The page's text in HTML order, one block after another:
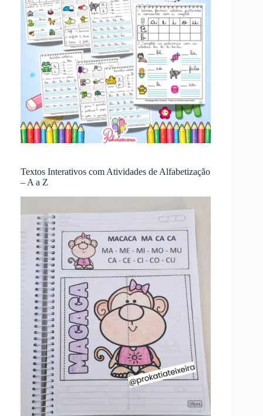
Textos Interativos com Atividades de Alfabetização
– A a Z